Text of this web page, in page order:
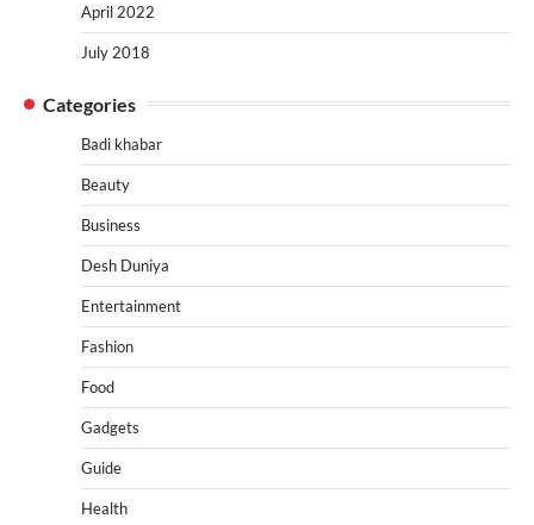
April 2022
July 2018
Categories
Badi khabar
Beauty
Business
Desh Duniya
Entertainment
Fashion
Food
Gadgets
Guide
Health